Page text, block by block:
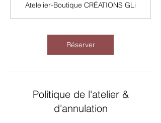
Atelelier-Boutique CRÉATIONS GLi
Réserver
Politique de l'atelier &
d'annulation